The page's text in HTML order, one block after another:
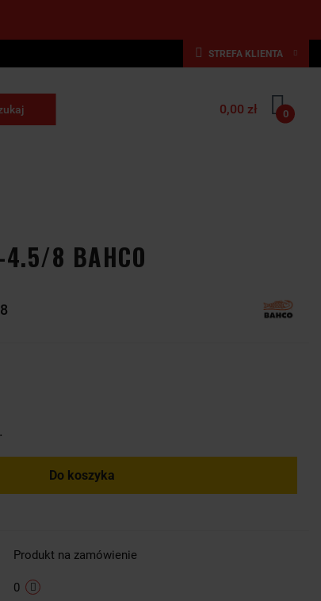
STREFA KLIENTA
Zarejestruj się
0,00 zł 0
4.5/8 BAHCO
Do koszyka
Produkt na zamówienie
0